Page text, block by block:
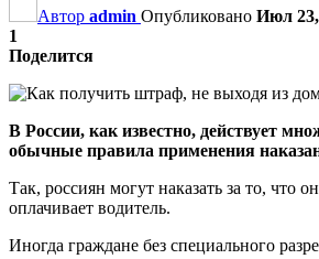
Автор admin Опубликовано Июл 23,
1
Поделится
В России, как известно, действует
обычные правила применения
Так, россиян могут наказать за то, что
оплачивает водитель.
Иногда граждане без специального